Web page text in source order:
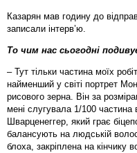
Казарян мав годину до
записали інтерв’ю.
То чим нас сьогодні
– Тут тільки частина моїх
найменший у світі портрет
рисового зерна. Він за
мені слугувала 1/100
Шварценеггер, який грає
балансують на людській
блоха, закріплена на кінчику